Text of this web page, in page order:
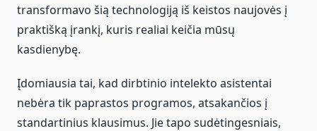
transformavo šią technologiją iš keistos naujovės į
praktišką įrankį, kuris realiai keičia mūsų
kasdienybę.
Įdomiausia tai, kad dirbtinio intelekto asistentai
nebėra tik paprastos programos, atsakančios į
standartinius klausimus. Jie tapo sudėtingesniais,